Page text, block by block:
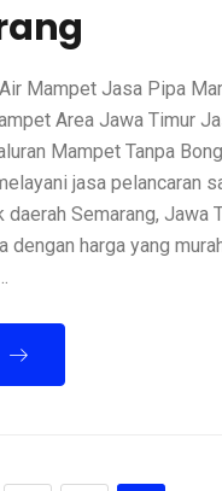
Mampet Jasa Pipa
Area Jawa Timur
Mampet Tanpa
jasa pelancaran
daerah Semarang, Jawa
dengan harga yang